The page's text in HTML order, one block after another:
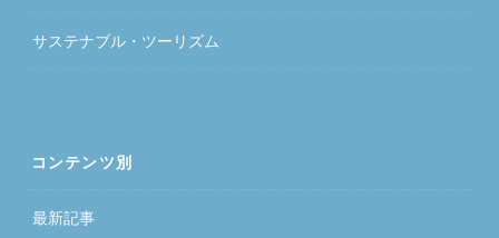
サステナブル・ツーリズム
コンテンツ別
最新記事